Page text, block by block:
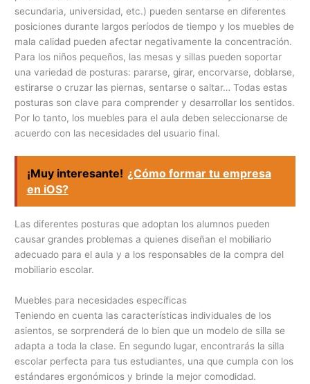
secundaria, universidad, etc.) pueden sentarse en diferentes
posiciones durante largos períodos de tiempo y los muebles de
mala calidad pueden afectar negativamente la concentración.
Para los niños pequeños, las mesas y sillas pueden soportar
una variedad de posturas: pararse, girar, encorvarse, doblarse,
estirarse o cruzar las piernas, sentarse o saltar… Todas estas
posturas son clave para comprender y desarrollar los sentidos.
Por lo tanto, los muebles para el aula deben seleccionarse de
acuerdo con las necesidades del usuario final.
¡Muy interesante! ¿Cómo formar tu empresa
en iOS?
Las diferentes posturas que adoptan los alumnos pueden
causar grandes problemas a quienes diseñan el mobiliario
adecuado para el aula y a los responsables de la compra del
mobiliario escolar.
Muebles para necesidades específicas
Teniendo en cuenta las características individuales de los
asientos, se sorprenderá de lo bien que un modelo de silla se
adapta a toda la clase. En segundo lugar, encontrarás la silla
escolar perfecta para tus estudiantes, una que cumpla con los
estándares ergonómicos y brinde la mejor comodidad.